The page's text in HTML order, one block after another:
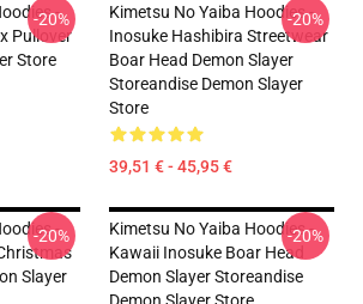
-
Pullover
Store
-20%
Kimetsu No Yaiba Hoodies -
Inosuke Hashibira Streetwear
Boar Head Demon Slayer
Storeandise Demon Slayer
Store
39,51 € - 45,95 €
-20%
-
Slayer
-20%
Kimetsu No Yaiba Hoodies -
Kawaii Inosuke Boar Head
Demon Slayer Storeandise
-20%